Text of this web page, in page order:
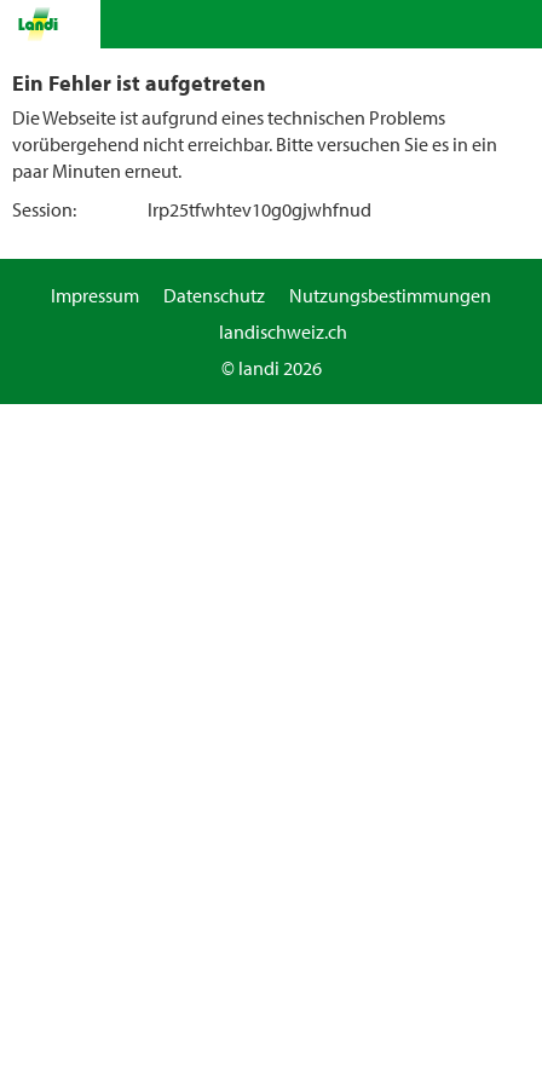
Ein Fehler ist aufgetreten
Die Webseite ist aufgrund eines technischen Problems
vorübergehend nicht erreichbar. Bitte versuchen Sie es in ein
paar Minuten erneut.
Session:
lrp25tfwhtev10g0gjwhfnud
Impressum Datenschutz
Nutzungsbestimmungen
landischweiz.ch
© landi 2026